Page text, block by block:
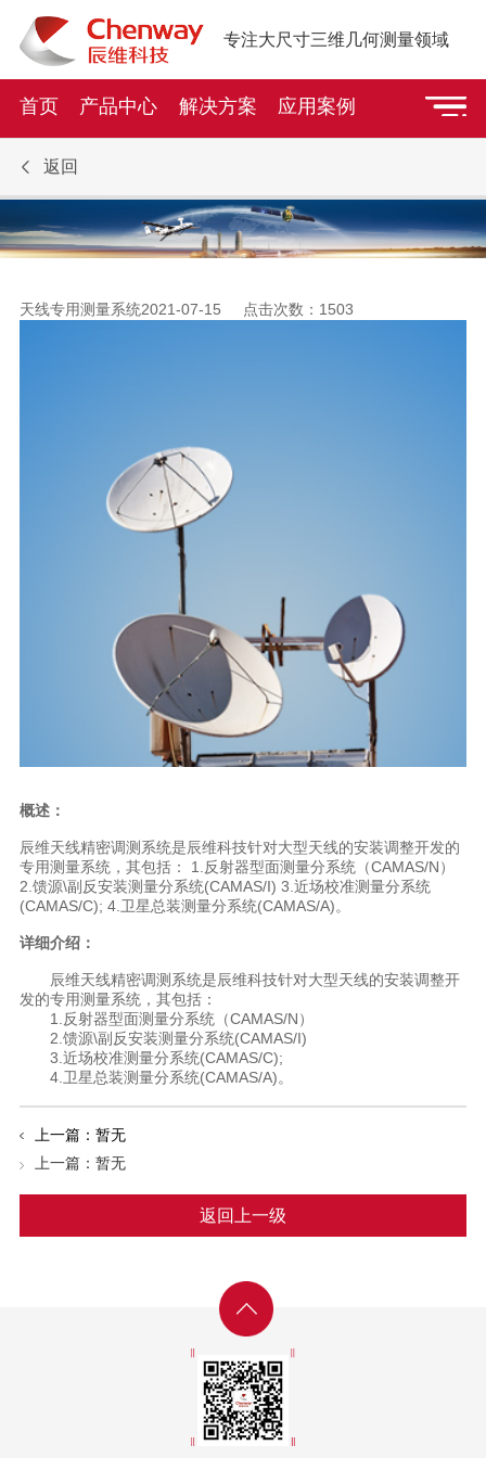
专注大尺寸三维几何测量领域
首页 产品中心 解决方案 应用案例
返回
天线专用测量系统2021-07-15 点击次数： 1503
概述：
辰维天线精密调测系统是辰维科技针对大型天线的安装调整开发的
专用测量系统，其包括： 1.反射器型面测量分系统（CAMAS/N）
2.馈源\副反安装测量分系统(CAMAS/I) 3.近场校准测量分系统
(CAMAS/C); 4.卫星总装测量分系统(CAMAS/A)。
详细介绍：
辰维天线精密调测系统是辰维科技针对大型天线的安装调整开
发的专用测量系统，其包括：
1.反射器型面测量分系统（CAMAS/N）
2.馈源\副反安装测量分系统(CAMAS/I)
3.近场校准测量分系统(CAMAS/C);
4.卫星总装测量分系统(CAMAS/A)。
上一篇：暂无
上一篇：暂无
返回上一级